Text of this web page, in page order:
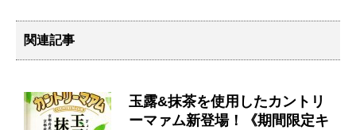
関連記事
玉露&抹茶を使用したカントリ
ーマァム新登場！《期間限定キ